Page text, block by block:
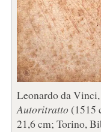
Leonardo da Vinci,
Autoritratto(1515
21,6 cm; Torino,